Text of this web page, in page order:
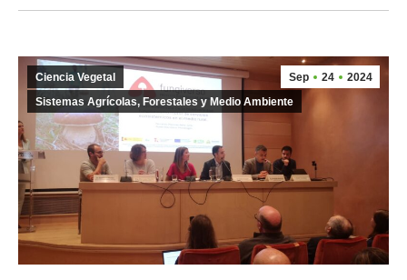
Sep 24 2024
Ciencia Vegetal
Sistemas Agrícolas, Forestales y Medio Ambiente